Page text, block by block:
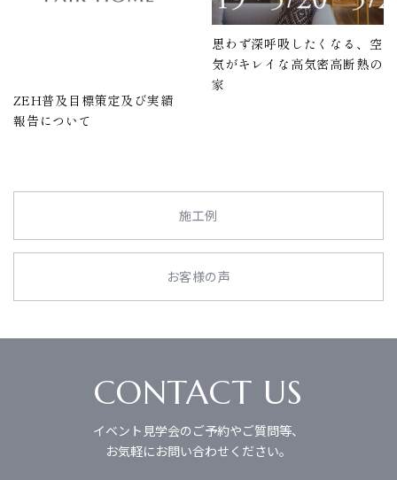
ZEH普及目標策定及び実績
報告について
思わず深呼吸したくなる、空
気がキレイな高気密高断熱の
家
施工例
お客様の声
CONTACT US
イベント見学会のご予約やご質問等、
お気軽にお問い合わせください。